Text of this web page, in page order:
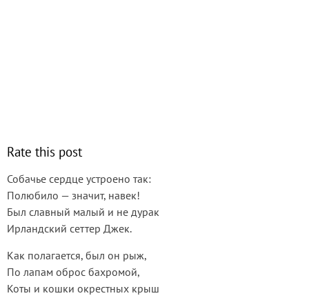
Rate this post
Собачье сердце устроено так:
Полюбило — значит, навек!
Был славный малый и не дурак
Ирландский сеттер Джек.
Как полагается, был он рыж,
По лапам оброс бахромой,
Коты и кошки окрестных крыш